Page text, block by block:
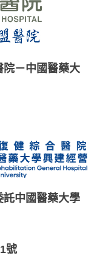
－中國醫藥大
託中國醫藥大學
號